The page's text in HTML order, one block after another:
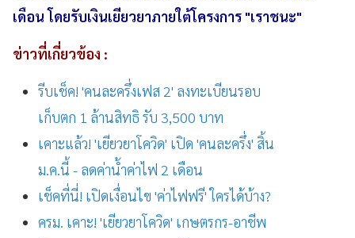
เดือน โดยรับเงินเยียวยาภายใต้โครงการ "เราชนะ"
ข่าวที่เกี่ยวข้อง :
รีบเช็ค! 'คนละครึ่งเฟส 2' ลงทะเบียนรอบ
เก็บตก 1 ล้านสิทธิ รับ 3,500 บาท
เคาะแล้ว! 'เยียวยาโควิด' เปิด 'คนละครึ่ง' สิ้น
ม.ค.นี้ - ลดค่าน้ำค่าไฟ 2 เดือน
เช็คที่นี่! เปิดเงื่อนไข 'ค่าไฟฟรี' ใครได้บ้าง?
ครม. เคาะ! 'เยียวยาโควิด' เกษตรกร-อาชีพ